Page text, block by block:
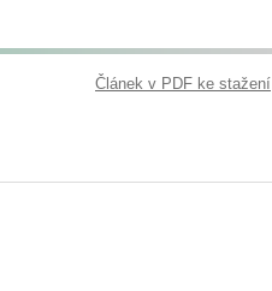
Článek v PDF ke stažení